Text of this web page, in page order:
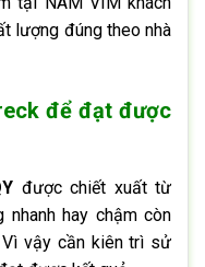
lượng đúng theo nhà
để đạt được
được chiết xuất từ
hay chậm còn
Vì vậy cần kiên trì sử